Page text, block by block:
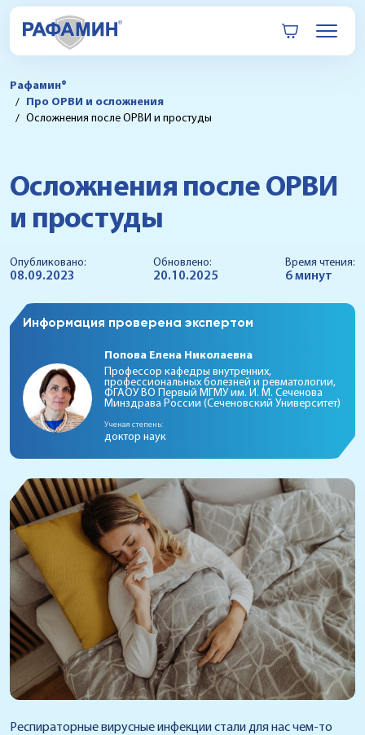
Рафамин®
Про ОРВИ и осложнения
Осложнения после ОРВИ и простуды
Осложнения после ОРВИ
и простуды
Опубликовано:
08.09.2023
Обновлено:
20.10.2025
Время чтения:
6 минут
Информация проверена экспертом
Попова Елена Николаевна
Профессор кафедры внутренних,
профессиональных болезней и ревматологии,
ФГАОУ ВО Первый МГМУ им. И. М. Сеченова
Минздрава России (Сеченовский Университет)
Ученая степень:
доктор наук
Респираторные вирусные инфекции стали для нас чем-то